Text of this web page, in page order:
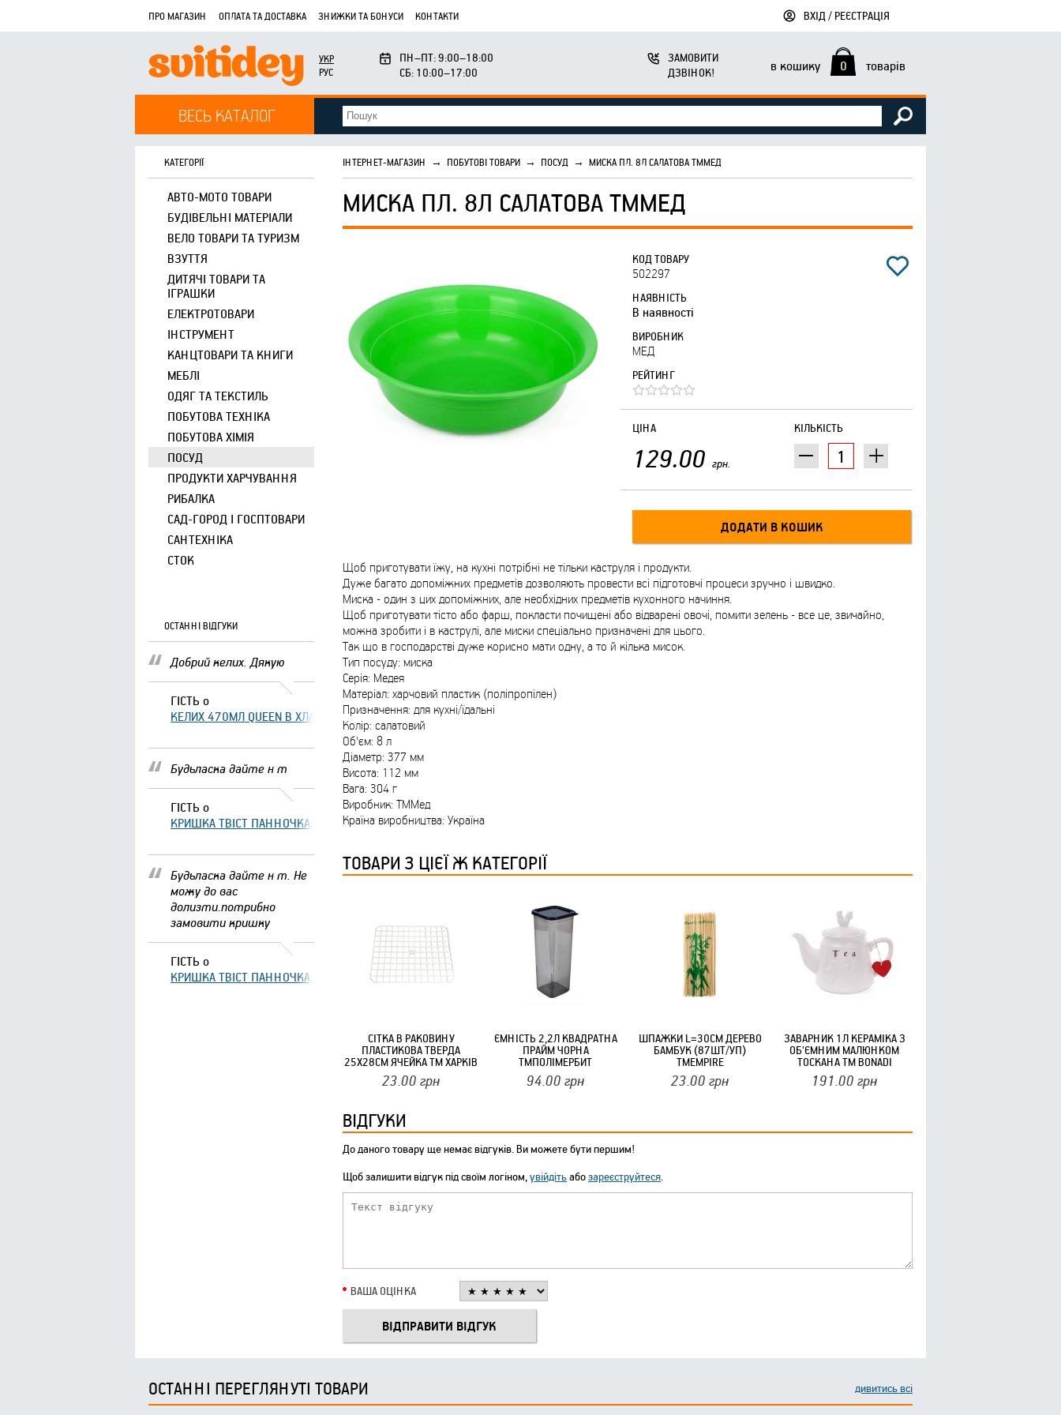
ПРО МАГАЗИН ОПЛАТА ТА ДОСТАВКА ЗНИЖКИ ТА БОНУСИ КОНТАКТИ ВХІД / РЕЄСТРАЦІЯ
УКР
РУС
ПН–ПТ: 9:00–18:00
СБ: 10:00–17:00
ЗАМОВИТИ
ДЗВІНОК!
в кошику 0 товарів
ВЕСЬ КАТАЛОГ
КАТЕГОРІЇ
АВТО-МОТО ТОВАРИ
БУДІВЕЛЬНІ МАТЕРІАЛИ
ВЕЛО ТОВАРИ ТА ТУРИЗМ
ВЗУТТЯ
ДИТЯЧІ ТОВАРИ ТА
ІГРАШКИ
ЕЛЕКТРОТОВАРИ
ІНСТРУМЕНТ
КАНЦТОВАРИ ТА КНИГИ
МЕБЛІ
ОДЯГ ТА ТЕКСТИЛЬ
ПОБУТОВА ТЕХНІКА
ПОБУТОВА ХІМІЯ
ПОСУД
ПРОДУКТИ ХАРЧУВАННЯ
РИБАЛКА
САД-ГОРОД І ГОСПТОВАРИ
САНТЕХНІКА
СТОК
ОСТАННІ ВІДГУКИ
Добрий келих. Дякую
ГІСТЬ о
КЕЛИХ 470МЛ QUEEN В ХЛАМІНГО ТМ FARGLASS
Будьласка дайте н т
ГІСТЬ о
КРИШКА ТВІСТ ПАННОЧКА, ЩО ЗАКРУЧУЄТЬСЯ КОТИКИ (20ШТ/УП) ОФФ 82 ПАННОЧКА
Будьласка дайте н т. Не
можу до вас
долизти.потрибно
замовити кришку
ГІСТЬ о
КРИШКА ТВІСТ ПАННОЧКА, ЩО ЗАКРУЧУЄТЬСЯ КОТИКИ (20ШТ/УП) ОФФ 82 ПАННОЧКА
ІНТЕРНЕТ-МАГАЗИН → ПОБУТОВІ ТОВАРИ → ПОСУД → МИСКА ПЛ. 8Л САЛАТОВА ТММЕД
МИСКА ПЛ. 8Л САЛАТОВА ТММЕД
КОД ТОВАРУ
502297
НАЯВНІСТЬ
В наявності
ВИРОБНИК
МЕД
РЕЙТИНГ
КІЛЬКІСТЬ
ЦІНА
129.00 грн.
Щоб приготувати їжу, на кухні потрібні не тільки каструля і продукти.
Дуже багато допоміжних предметів дозволяють провести всі підготовчі процеси зручно і швидко.
Миска - один з цих допоміжних, але необхідних предметів кухонного начиння.
Щоб приготувати тісто або фарш, покласти почищені або відварені овочі, помити зелень - все це, звичайно,
можна зробити і в каструлі, але миски спеціально призначені для цього.
Так що в господарстві дуже корисно мати одну, а то й кілька мисок.
Тип посуду: миска
Серія: Медея
Матеріал: харчовий пластик (поліпропілен)
Призначення: для кухні/їдальні
Колір: салатовий
Об'єм: 8 л
Діаметр: 377 мм
Висота: 112 мм
Вага: 304 г
Виробник: ТММед
Країна виробництва: Україна
ТОВАРИ З ЦІЄЇ Ж КАТЕГОРІЇ
СІТКА В РАКОВИНУ
ПЛАСТИКОВА ТВЕРДА
25Х28СМ ЯЧЕЙКА ТМ ХАРКІВ
23.00 грн
ЄМНІСТЬ 2,2Л КВАДРАТНА
ПРАЙМ ЧОРНА
ТМПОЛІМЕРБИТ
94.00 грн
ШПАЖКИ L=30СМ ДЕРЕВО
БАМБУК (87ШТ/УП)
ТМEMPIRE
23.00 грн
ЗАВАРНИК 1Л КЕРАМІКА З
ОБ'ЄМНИМ МАЛЮНКОМ
ТОСКАНА ТМ BONADI
191.00 грн
ВІДГУКИ
До даного товару ще немає відгуків. Ви можете бути першим!
Щоб залишити відгук під своїм логіном,увійдітьабозареєструйтеся.
ВАША ОЦІНКА
ОСТАННІ ПЕРЕГЛЯНУТІ ТОВАРИ дивитись всі